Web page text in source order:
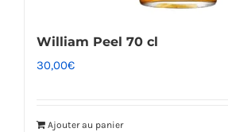
William Peel 70 cl
30,00€
Ajouter au panier